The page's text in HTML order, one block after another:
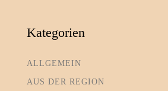
Kategorien
ALLGEMEIN
AUS DER REGION